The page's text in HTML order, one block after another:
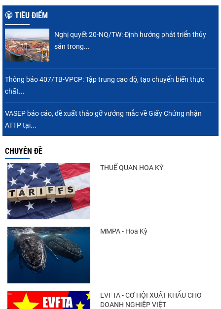
Điểm tin thủy sản thế giới ngày 3/8/2026
trong khi nguồn cung...
Còn chưa đầy 3 tuần đến Vietfish 2026: Sẵn
Doanh nghiệp thủy sản cùng lúc đối mặt
TIÊU ĐIỂM
Nghị quyết 20-NQ/TW: Định hướng phát triển thủy
sản trong...
Thông báo 407/TB-VPCP: Tập trung cao độ, tạo chuyển biến thực
chất...
VASEP báo cáo, đề xuất tháo gỡ vướng mắc về Giấy Chứng nhận
ATTP tại...
CHUYÊN ĐỀ
THUẾ QUAN HOA KỲ
MMPA - Hoa Kỳ
EVFTA - CƠ HỘI XUẤT KHẨU CHO
DOANH NGHIỆP VIỆT